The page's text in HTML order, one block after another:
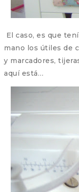
El caso, es que
mano los útiles de
y marcadores,
aquí está…